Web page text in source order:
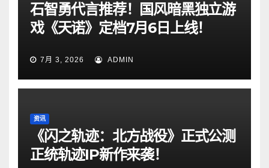
石智勇代言推荐！国风暗黑独立游
戏《天诺》定档7月6日上线！
7月 3, 2026 ADMIN
资讯
《闪之轨迹：北方战役》正式公测
正统轨迹IP新作来袭！